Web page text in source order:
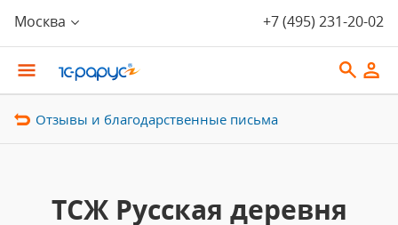
Москва +7 (495) 231-20-02
Отзывы и благодарственные письма
ТСЖ Русская деревня